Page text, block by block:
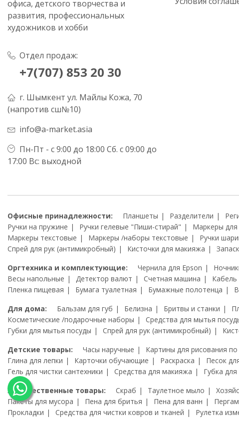
офиса, детского творчества и
развития, профессиональных
художников и хобби
Отдел продаж:
+7(707) 853 20 30
г. Шымкент ул. Майлы Кожа, 70
(напротив сш№10)
info@a-market.asia
Пн-Пт - с 9:00 до 18:00 Сб. с 09:00 до
17:00 Вс: выходной
Офисные принадлежности: Планшеты Разделители
Ручки на пружине
Ручки гелевые "Пиши-стирай" Маркеры для
Маркеры текстовые
Маркеры /наборы текстовые Ручки
Спрей для рук (антимикробный)
Кисточки для макияжа
Оргтехника и комплектующие:
Чернила для Epson
Весы напольные
Детектор валют Счетная машина Кабель
Пленка пищевая
Бумага туалетная Бумажные полотенца
Для дома:
Бальзам для губ Белизна Бритвы и станки
Косметические /подарочные наборы
Средства для мытья
Губки для мытья посуды
Спрей для рук (антимикробный)
Детские товары:
Часы наручные Картины для рисования
Глина для лепки
Карточки обучающие Раскраска Песок
Гель для чистки сантехники
Средства для макияжа Губка
Художественные товары:
Скраб Таулетное мыло
Пакеты для мусора
Пена для бритья Пена для ванн
Прокладки
Средства для чистки ковров и тканей Рулетка